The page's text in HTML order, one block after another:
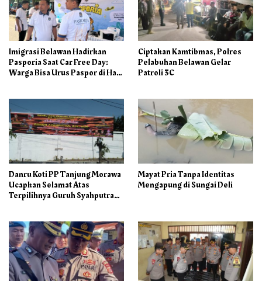
Imigrasi Belawan Hadirkan
Pasporia Saat Car Free Day:
Warga Bisa Urus Paspor di Hari
Ciptakan Kamtibmas, Polres
Pelabuhan Belawan Gelar
Patroli 3C
Danru Koti PP Tanjung Morawa
Ucapkan Selamat Atas
Terpilihnya Guruh Syahputra
Mayat Pria Tanpa Identitas
Mengapung di Sungai Deli